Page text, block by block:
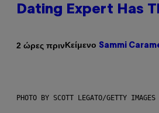
Dating Expert Has
2 ώρες πρινΚείμενο Sammi
PHOTO BY SCOTT LEGATO/GETTY IMAGES